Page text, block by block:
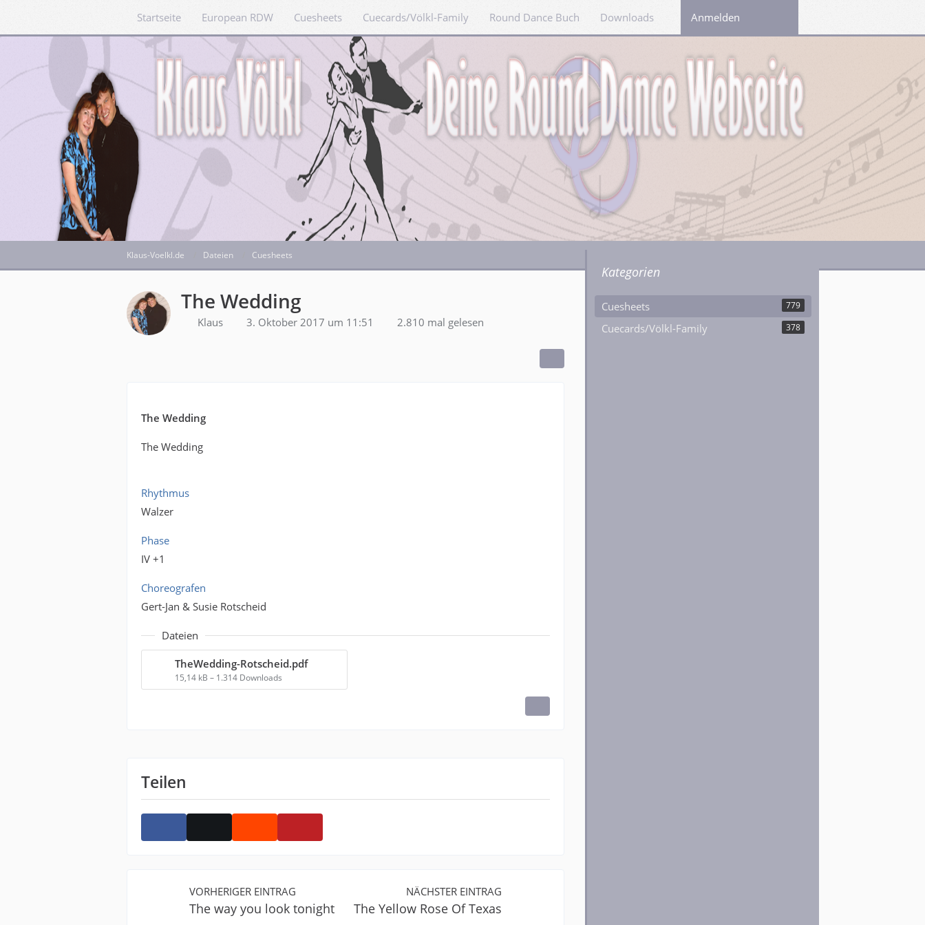
Startseite European RDW Cuesheets Cuecards/Völkl-Family Round Dance Buch Downloads LinksAnmelden
Klaus-Voelkl.de Dateien Cuesheets
The Wedding
Klaus 3. Oktober 2017 um 11:51 2.810 mal gelesen
The Wedding
The Wedding
Rhythmus
Walzer
Phase
IV +1
Choreografen
Gert-Jan & Susie Rotscheid
Dateien
TheWedding-Rotscheid.pdf
15,14 kB – 1.314 Downloads
Teilen
VORHERIGER EINTRAG
The way you look tonight
NÄCHSTER EINTRAG
The Yellow Rose Of Texas
Kategorien
Cuesheets 779
Cuecards/Völkl-Family 378